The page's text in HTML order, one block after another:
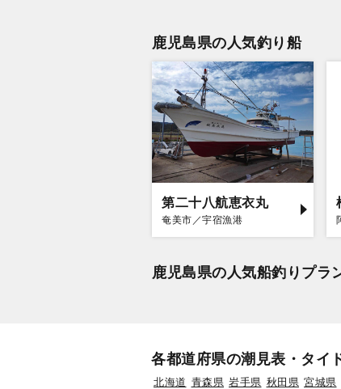
鹿児島県の人気釣り船
第二十八航恵衣丸
奄美市／宇宿漁港
鹿児島県の人気船釣りプラ
各都道府県の潮見表・タイ
北海道 青森県 岩手県 秋田県 宮城県